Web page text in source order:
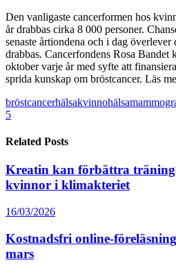
Den vanligaste cancerformen hos
år drabbas cirka 8 000 personer.
senaste årtiondena och i dag
drabbas. Cancerfondens Rosa Bandet
oktober varje år med syfte att
sprida kunskap om bröstcancer. Läs
bröstcancerhälsakvinnohälsa
5
Related Posts
Kreatin kan förbättra
kvinnor i klimakteriet
16/03/2026
Kostnadsfri online-
mars